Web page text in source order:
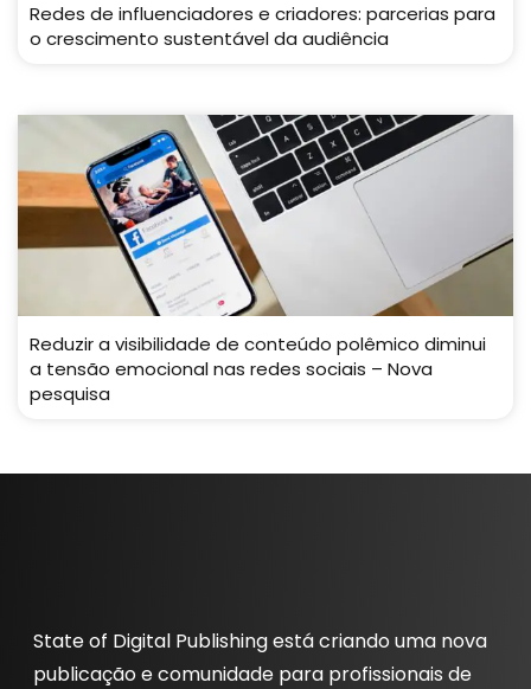
Redes de influenciadores e criadores: parcerias para
o crescimento sustentável da audiência
Reduzir a visibilidade de conteúdo polêmico diminui
a tensão emocional nas redes sociais – Nova
pesquisa
State of Digital Publishing está criando uma nova
publicação e comunidade para profissionais de